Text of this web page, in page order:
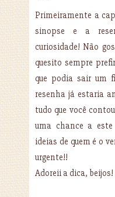
Primeiramente a
sinopse e a
curiosidade! Não
quesito sempre
que podia sair um
resenha já estaria
tudo que você
uma chance a
ideias de quem é o
urgente!!
Adoreii a dica, beijos!